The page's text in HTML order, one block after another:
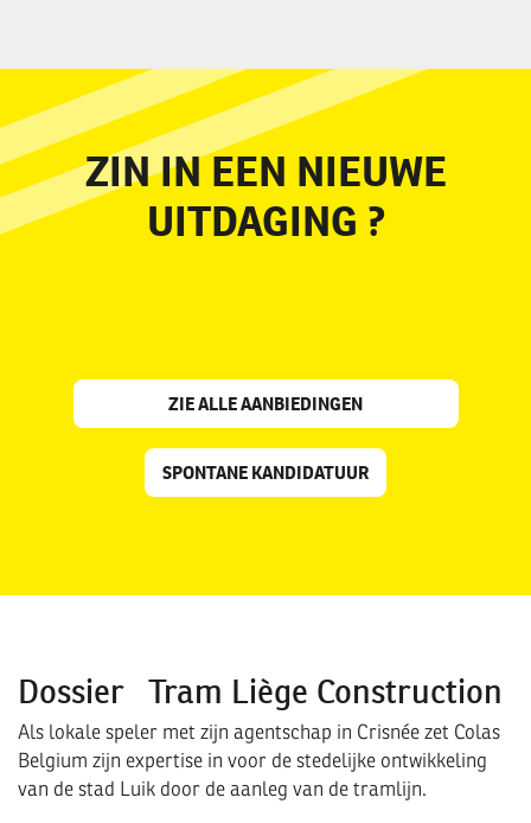
ZIN IN EEN NIEUWE
UITDAGING ?
ZIE ALLE AANBIEDINGEN
SPONTANE KANDIDATUUR
Dossier Tram Liège Construction
Als lokale speler met zijn agentschap in Crisnée zet Colas
Belgium zijn expertise in voor de stedelijke ontwikkeling
van de stad Luik door de aanleg van de tramlijn.